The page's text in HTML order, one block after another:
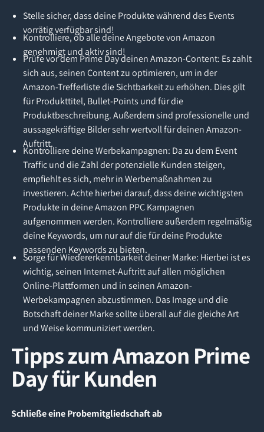
Stelle sicher, dass deine Produkte während des Events
vorrätig verfügbar sind!
Kontrolliere, ob alle deine Angebote von Amazon
genehmigt und aktiv sind!
Prüfe vor dem Prime Day deinen Amazon-Content: Es zahlt
sich aus, seinen Content zu optimieren, um in der
Amazon-Trefferliste die Sichtbarkeit zu erhöhen. Dies gilt
für Produkttitel, Bullet-Points und für die
Produktbeschreibung. Außerdem sind professionelle und
aussagekräftige Bilder sehr wertvoll für deinen Amazon-
Auftritt.
Kontrolliere deine Werbekampagnen: Da zu dem Event
Traffic und die Zahl der potenzielle Kunden steigen,
empfiehlt es sich, mehr in Werbemaßnahmen zu
investieren. Achte hierbei darauf, dass deine wichtigsten
Produkte in deine Amazon PPC Kampagnen
aufgenommen werden. Kontrolliere außerdem regelmäßig
deine Keywords, um nur auf die für deine Produkte
passenden Keywords zu bieten.
Sorge für Wiedererkennbarkeit deiner Marke: Hierbei ist es
wichtig, seinen Internet-Auftritt auf allen möglichen
Online-Plattformen und in seinen Amazon-
Werbekampagnen abzustimmen. Das Image und die
Botschaft deiner Marke sollte überall auf die gleiche Art
und Weise kommuniziert werden.
Tipps zum Amazon Prime
Day für Kunden
Schließe eine Probemitgliedschaft ab